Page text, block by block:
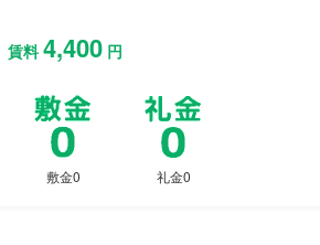
賃料4,400 円
敷金0 礼金0